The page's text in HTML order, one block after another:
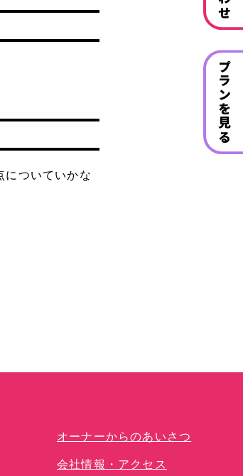
プランを見る
についていかな
単品オプション
オーナーからのあいさつ
会社情報・アクセス